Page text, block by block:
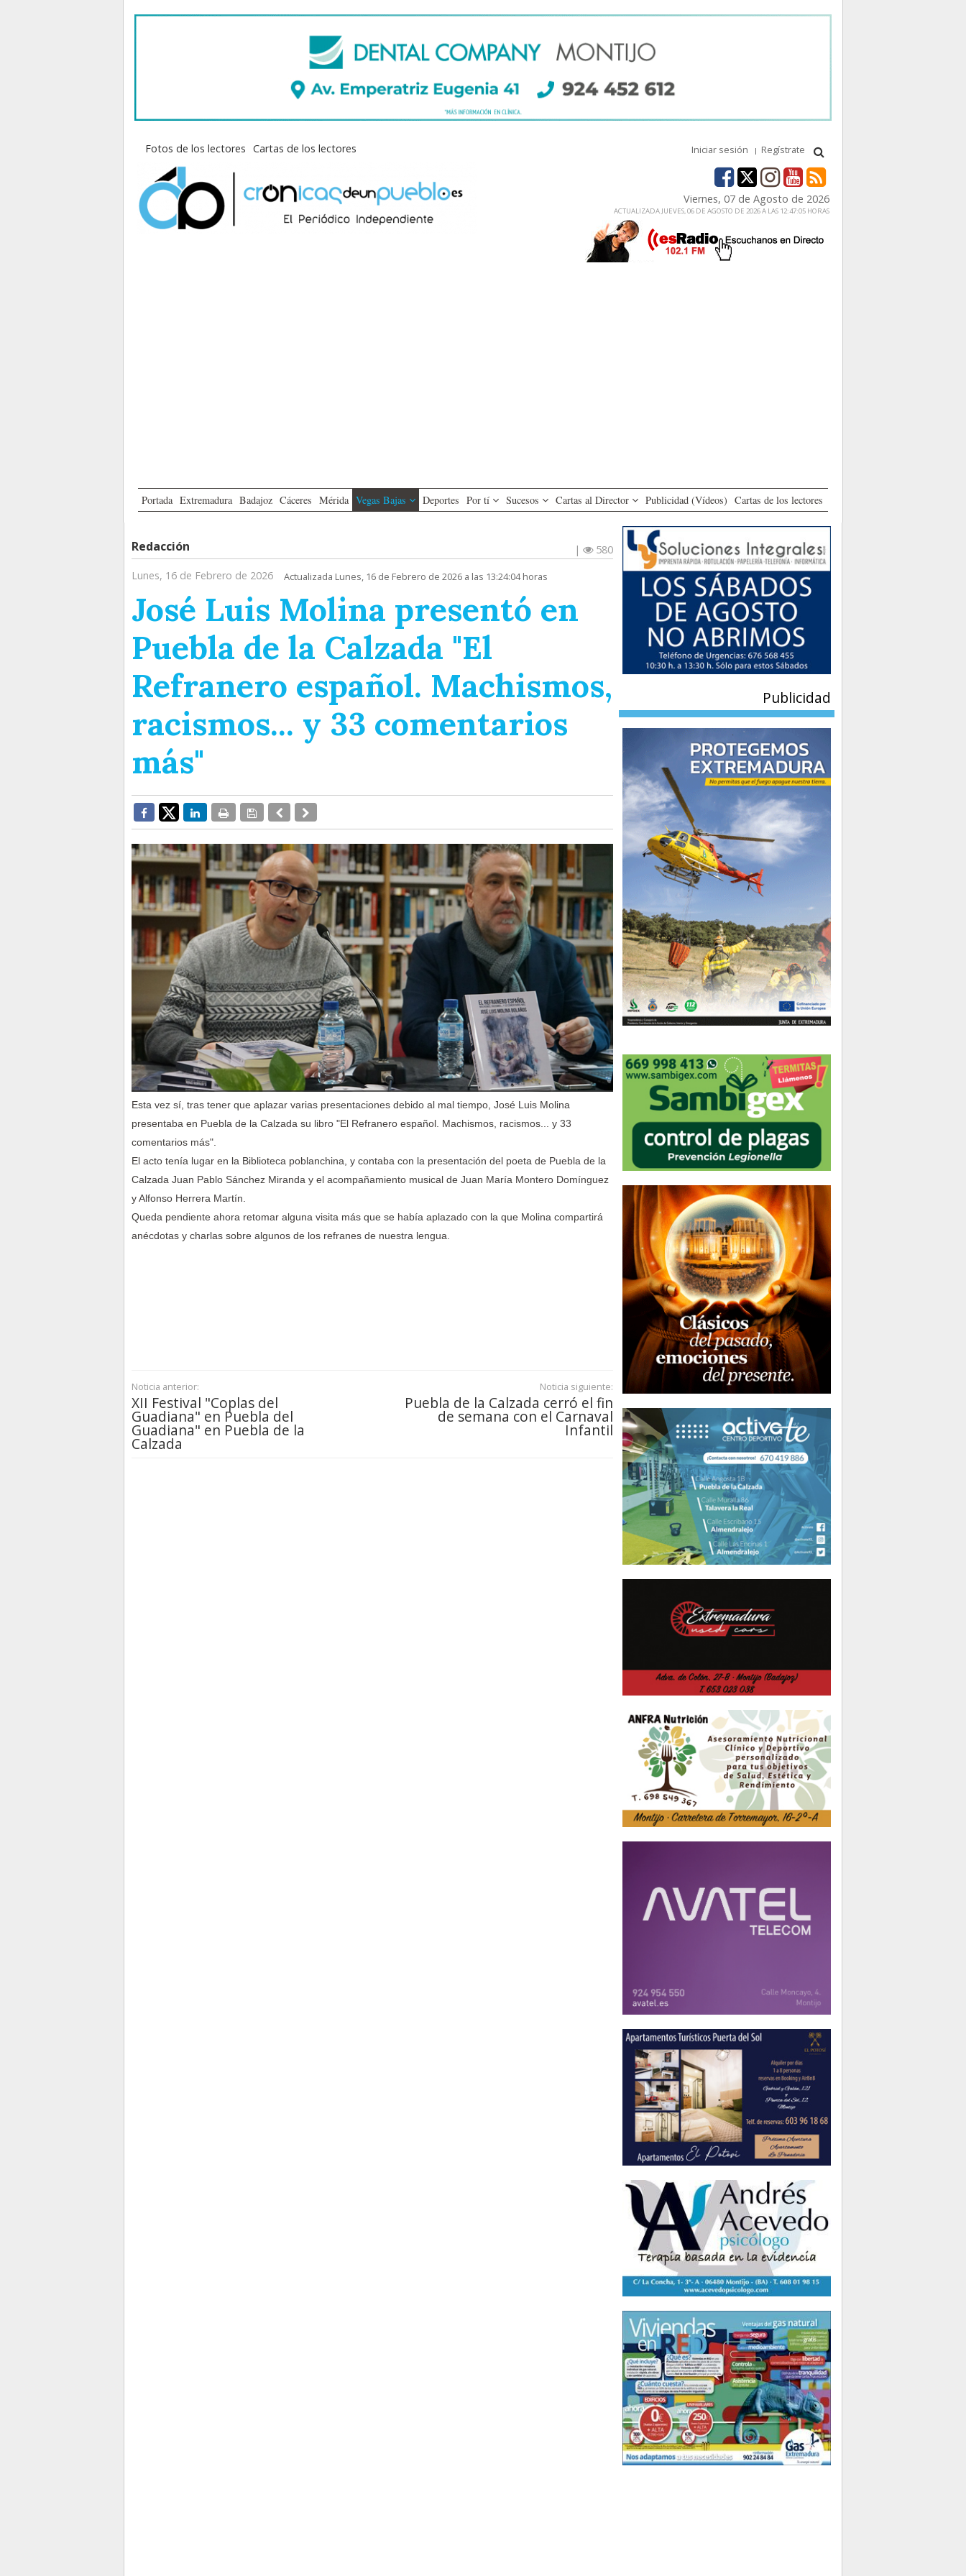
Fotos de los lectores Cartas de los lectores Iniciar sesión Regístrate
Viernes, 07 de Agosto de 2026
ACTUALIZADA JUEVES, 06 DE AGOSTO DE 2026 A LAS 12:47:05 HORAS
Portada Extremadura Badajoz Cáceres Mérida Vegas Bajas Deportes Por tí Sucesos Cartas al Director Publicidad (Vídeos) Cartas de los lectores
Redacción |
580
Lunes, 16 de Febrero de 2026
Actualizada Lunes, 16 de Febrero de 2026 a las 13:24:04 horas
José Luis Molina presentó en
Puebla de la Calzada "El
Refranero español. Machismos,
racismos... y 33 comentarios
más"
Esta vez sí, tras tener que aplazar varias presentaciones debido al mal tiempo, José Luis Molina
presentaba en Puebla de la Calzada su libro "El Refranero español. Machismos, racismos... y 33
comentarios más".
El acto tenía lugar en la Biblioteca poblanchina, y contaba con la presentación del poeta de Puebla de la
Calzada Juan Pablo Sánchez Miranda y el acompañamiento musical de Juan María Montero Domínguez
y Alfonso Herrera Martín.
Queda pendiente ahora retomar alguna visita más que se había aplazado con la que Molina compartirá
anécdotas y charlas sobre algunos de los refranes de nuestra lengua.
Noticia anterior:
XII Festival "Coplas del
Guadiana" en Puebla del
Guadiana" en Puebla de la
Calzada
Noticia siguiente:
Puebla de la Calzada cerró el fin
de semana con el Carnaval
Infantil
Publicidad